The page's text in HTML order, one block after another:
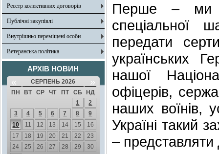
Реєстр колективних договорів
Публічні закупівлі
Внутрішньо переміщені особи
Ветеранська політика
АРХІВ НОВИН
« СЕРПЕНЬ 2026 »
ПН ВТ СР ЧТ ПТ СБ
НД
1
2
3
4 5 6 7 8
9
10
11 12 13 14 15
16
17
18 19 20 21 22
23
24
25 26 27 28 29
30
Перше – ми
спеціальної
передати
українських
нашої
офіцерів,
наших воїнів,
Україні такий
–